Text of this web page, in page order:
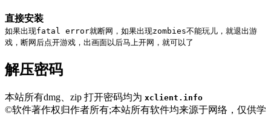
直接安装
如果出现fatal error就断网，如果出现zombies不能玩儿，就退出游
戏，断网后点开游戏，出画面以后马上开网，就可以了
解压密码
本站所有dmg、zip 打开密码均为 xclient.info
©软件著作权归作者所有;本站所有软件均来源于网络，仅供学